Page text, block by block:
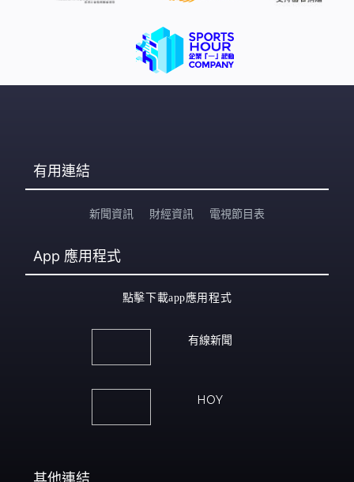
有用連結
新聞資訊 財經資訊 電視節目表
App 應用程式
點擊下載app應用程式
有線新聞
HOY